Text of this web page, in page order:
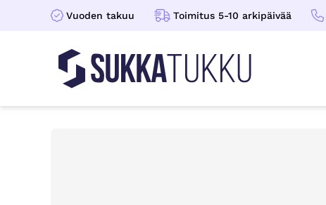
Vuoden takuu Toimitus 5-10 arkipäivää
Sukkatukku